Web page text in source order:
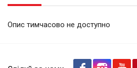
Опис тимчасово не доступно
Шкіряна